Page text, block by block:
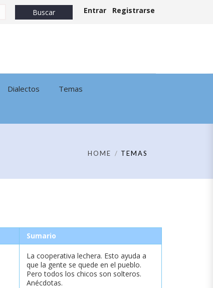
Entrar Registrarse
Dialectos Temas
HOME TEMAS
Sumario
La cooperativa lechera. Esto ayuda a
que la gente se quede en el pueblo.
Pero todos los chicos son solteros.
Anécdotas.